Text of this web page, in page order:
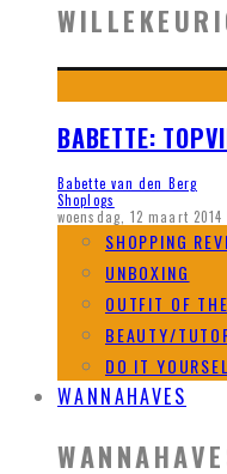
BABETTE:
Babette van den Berg
Shoplogs
woensdag, 12 maart 2014
SHOPPING
UNBOXING
OUTFIT OF
BEAUTY/
DO IT
WANNAHAVES